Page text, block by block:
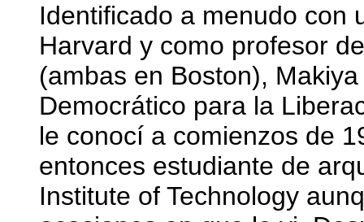
Identificado a menudo con
Harvard y como profesor
(ambas en Boston),
Democrático para la
le conocí a comienzos de
entonces estudiante de
Institute of Technology